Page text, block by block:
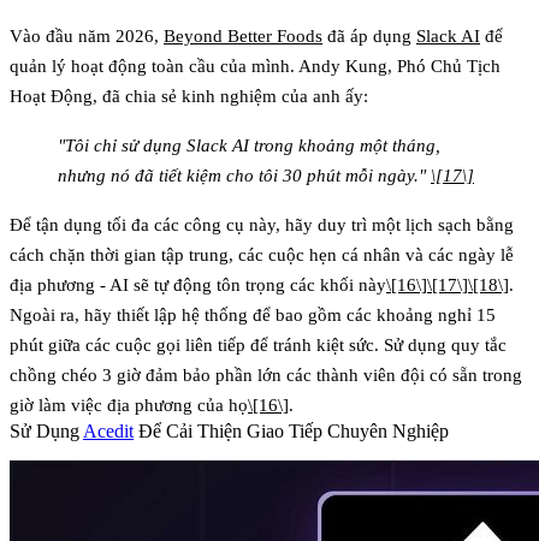
Vào đầu năm 2026, Beyond Better Foods đã áp dụng Slack AI để
quản lý hoạt động toàn cầu của mình. Andy Kung, Phó Chủ Tịch
Hoạt Động, đã chia sẻ kinh nghiệm của anh ấy:
"Tôi chỉ sử dụng Slack AI trong khoảng một tháng,
nhưng nó đã tiết kiệm cho tôi 30 phút mỗi ngày." \[17\]
Để tận dụng tối đa các công cụ này, hãy duy trì một lịch sạch bằng
cách chặn thời gian tập trung, các cuộc hẹn cá nhân và các ngày lễ
địa phương - AI sẽ tự động tôn trọng các khối này\[16\]\[17\]\[18\].
Ngoài ra, hãy thiết lập hệ thống để bao gồm các khoảng nghỉ 15
phút giữa các cuộc gọi liên tiếp để tránh kiệt sức. Sử dụng quy tắc
chồng chéo 3 giờ đảm bảo phần lớn các thành viên đội có sẵn trong
giờ làm việc địa phương của họ\[16\].
Sử Dụng Acedit Để Cải Thiện Giao Tiếp Chuyên Nghiệp